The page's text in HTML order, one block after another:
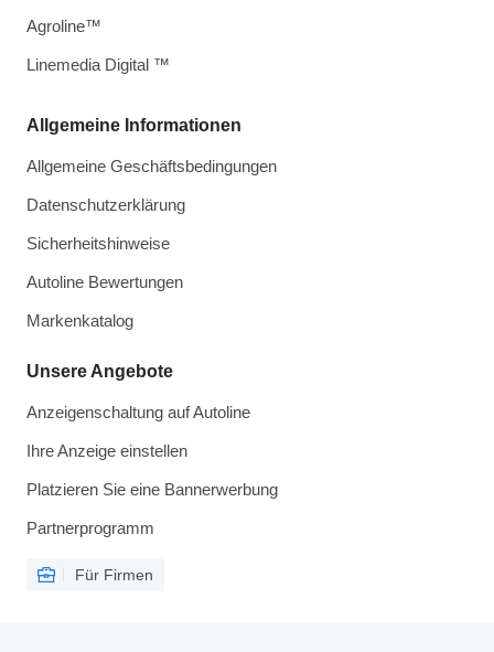
Allgemeine Informationen
Allgemeine Geschäftsbedingungen
Datenschutzerklärung
Sicherheitshinweise
Autoline Bewertungen
Markenkatalog
Unsere Angebote
Anzeigenschaltung auf Autoline
Ihre Anzeige einstellen
Platzieren Sie eine Bannerwerbung
Partnerprogramm
Für Firmen
Agroline™
Linemedia Digital ™